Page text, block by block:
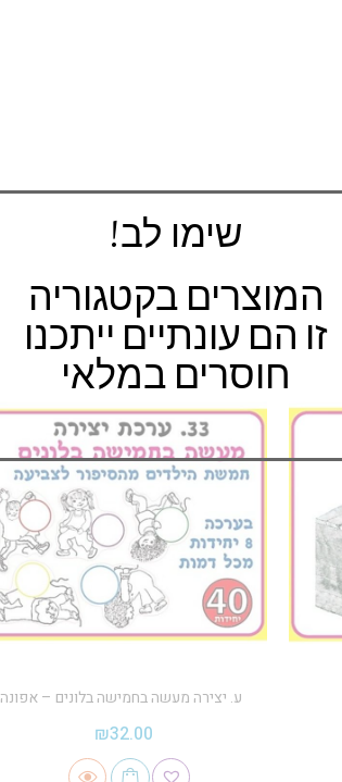
ע. יצירה מעשה בחמישה בלונים – אפונה
₪32.00
שימו לב!
המוצרים בקטגוריה
זו הם עונתיים ייתכנו
חוסרים במלאי